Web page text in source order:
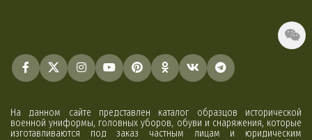
На данном сайте представлен каталог образцов исторической
военной униформы, головных уборов, обуви и снаряжения, которые
изготавливаются под заказ частным лицам и юридическим